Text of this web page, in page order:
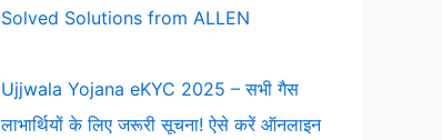
Solved Solutions from ALLEN
Ujjwala Yojana eKYC 2025 – सभी गैस
लाभार्थियों के लिए जरूरी सूचना! ऐसे करें ऑनलाइन